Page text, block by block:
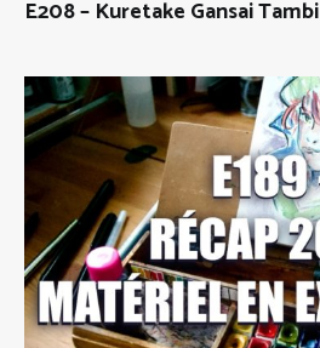
E208 – Kuretake Gansai Tambi